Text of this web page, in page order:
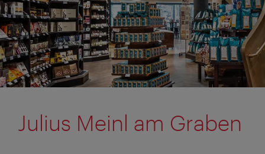
Julius Meinl am Graben